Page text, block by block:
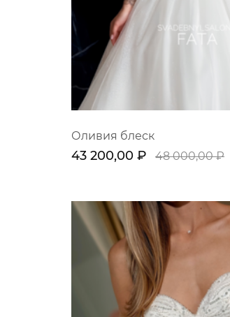
Оливия блеск
43 200,00 ₽ 48 000,00 ₽